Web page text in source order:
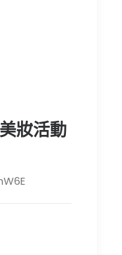
妝活動